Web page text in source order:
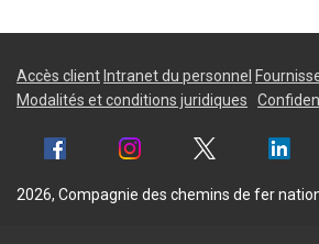
Accès client Intranet du personnel
2026, Compagnie des chemins de fer
Modalités et conditions juridiques